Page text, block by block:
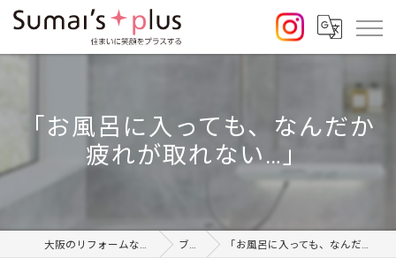
「お風呂に入っても、なんだか
疲れが取れない…」⁡
大阪のリフォームならSumai's Plus ブログ 「お風呂に入っても、なんだか疲れが取れない…」⁡